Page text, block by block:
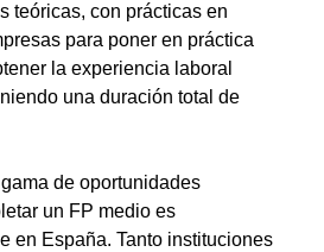
teóricas, con prácticas en
para poner en práctica
la experiencia laboral
una duración total de
de oportunidades
un FP medio es
en España. Tanto instituciones